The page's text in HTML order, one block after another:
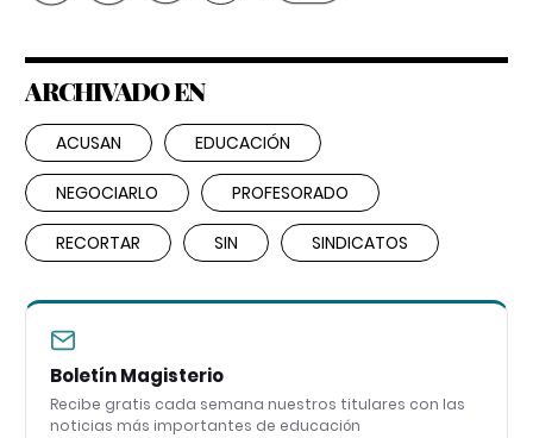
ARCHIVADO EN
ACUSAN EDUCACIÓN
NEGOCIARLO PROFESORADO
RECORTAR SIN SINDICATOS
Boletín Magisterio
Recibe gratis cada semana nuestros titulares con las
noticias más importantes de educación